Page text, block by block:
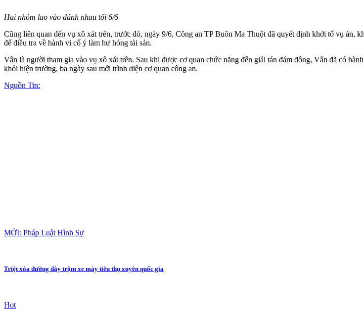
Hai nhóm lao vào đánh nhau tối 6/6
Cũng liên quan đến vụ xô xát trên, trước đó, ngày 9/6, Công an TP Buôn Ma Thuột đã quyết định khởi tố vụ
để điều tra về hành vi cố ý làm hư hỏng tài sản.
Vân là người tham gia vào vụ xô xát trên. Sau khi được cơ quan chức năng đến giải tán đám đông, Vân đã có
khỏi hiện trường, ba ngày sau mới trình diện cơ quan công an.
Nguồn Tin:
MỚI: Pháp Luật Hình Sự
Triệt xóa đường dây trộm xe máy tiêu thụ xuyên quốc gia
Hot